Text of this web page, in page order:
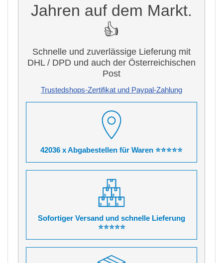
Jahren auf dem Markt.
👍
Schnelle und zuverlässige Lieferung mit
DHL / DPD und auch der Österreichischen
Post
Trustedshops-Zertifikat und Paypal-Zahlung
42036 x Abgabestellen für Waren ⭐⭐⭐⭐⭐
Sofortiger Versand und schnelle Lieferung
⭐⭐⭐⭐⭐